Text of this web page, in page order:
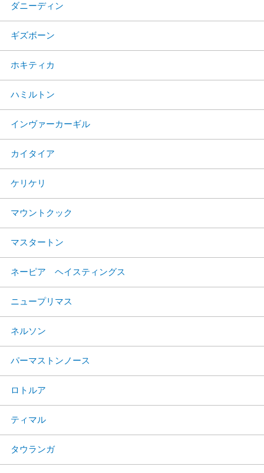
ダニーディン
ギズボーン
ホキティカ
ハミルトン
インヴァーカーギル
カイタイア
ケリケリ
マウントクック
マスタートン
ネーピア ヘイスティングス
ニュープリマス
ネルソン
パーマストンノース
ロトルア
ティマル
タウランガ